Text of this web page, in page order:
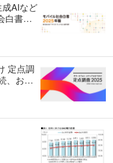
AIなど
白書
定点調
、おで
が影